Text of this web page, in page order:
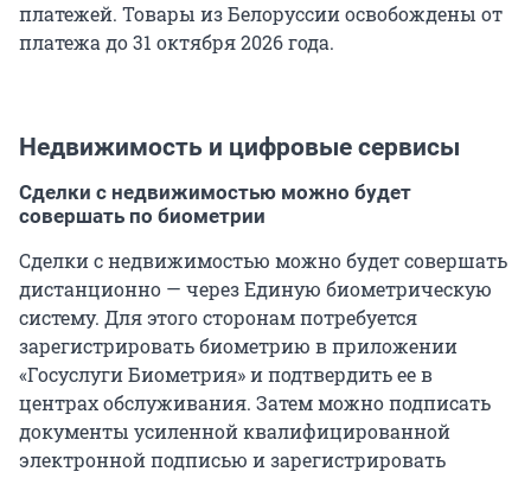
платежей. Товары из Белоруссии освобождены от
платежа до 31 октября 2026 года.
Недвижимость и цифровые сервисы
Сделки с недвижимостью можно будет
совершать по биометрии
Сделки с недвижимостью можно будет совершать
дистанционно — через Единую биометрическую
систему. Для этого сторонам потребуется
зарегистрировать биометрию в приложении
«Госуслуги Биометрия» и подтвердить ее в
центрах обслуживания. Затем можно подписать
документы усиленной квалифицированной
электронной подписью и зарегистрировать